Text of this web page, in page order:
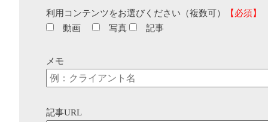
利用コンテンツをお選びください（複数可）
【必須】
動画
写真 記事
メモ
記事URL